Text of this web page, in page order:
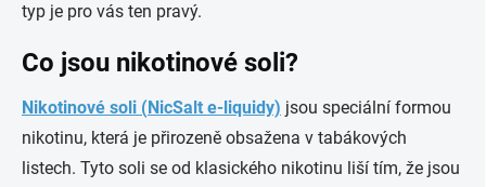
typ je pro vás ten pravý.
Co jsou nikotinové soli?
Nikotinové soli (NicSalt e-liquidy) jsou speciální formou
nikotinu, která je přirozeně obsažena v tabákových
listech. Tyto soli se od klasického nikotinu liší tím, že jsou